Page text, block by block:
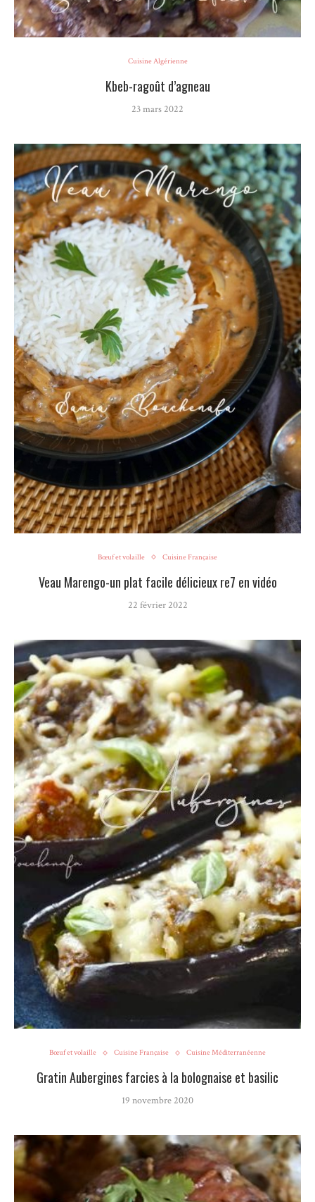
Cuisine Algérienne
Kbeb-ragoût d’agneau
23 mars 2022
Bœuf et volaille Cuisine Française
Veau Marengo-un plat facile délicieux re7 en vidéo
22 février 2022
Bœuf et volaille Cuisine Française Cuisine Méditerranéenne
Gratin Aubergines farcies à la bolognaise et basilic
19 novembre 2020